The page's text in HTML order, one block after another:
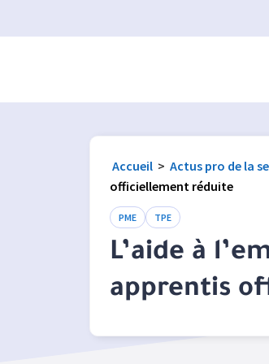
Accueil > Actus pro de la
officiellement réduite
PME TPE
L’aide à
apprentis